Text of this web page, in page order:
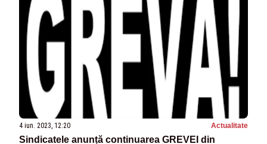
4 iun. 2023, 12:20 Actualitate
Sindicatele anunță continuarea GREVEI din